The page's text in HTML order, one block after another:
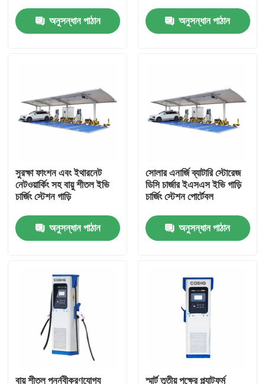
ভিডিও
কারখানা পরিদর্শন
গুণমান নিয়ন্ত্রণ
একটি উদ্ধৃতি অনুরোধ করুন
VFD পরিবর্তনশীল ফ্রিকোয়েন্সি ড্রাইভ
অনুসন্ধান পাঠান অনুসন্ধান পাঠান
সুরক্ষা ফাংশন এবং ইথারনেট
নেটওয়ার্কিং সহ বায়ু শীতল ইভি
চার্জিং স্টেশন গাড়ি
অনুসন্ধান পাঠান
সোলার এনার্জি ব্যাটারি স্টোরেজ
ডিসি চার্জার ইএসএস ইভি গাড়ি
চার্জিং স্টেশন পোর্টেবল
অনুসন্ধান পাঠান
বায়ু শীতল পুনর্নবীকরণযোগ্য স্মার্ট তৃতীয় পক্ষের প্ল্যাটফর্ম